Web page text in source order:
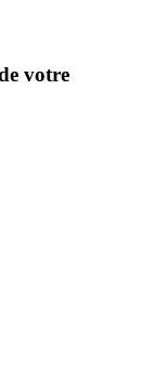
votre